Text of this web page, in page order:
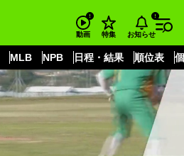
動画 特集 お知らせ
MLB NPB 日程・結果 順位表
もっと見る